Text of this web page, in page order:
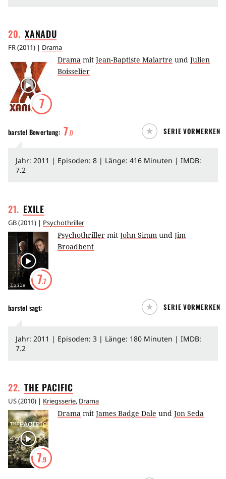
20. XANADU
FR(2011) | Drama
7
Drama mit Jean-Baptiste Malartre und Julien
Boisselier
barstel Bewertung: 7.0 SERIE VORMERKEN
Jahr: 2011 | Episoden: 8 | Länge: 416 Minuten | IMDB:
7.2
21. EXILE
GB(2011) | Psychothriller
7.7
Psychothriller mit John Simm und Jim
Broadbent
barstel sagt: SERIE VORMERKEN
Jahr: 2011 | Episoden: 3 | Länge: 180 Minuten | IMDB:
7.2
22. THE PACIFIC
US(2010) | Kriegsserie, Drama
7.9
Drama mit James Badge Dale und Jon Seda